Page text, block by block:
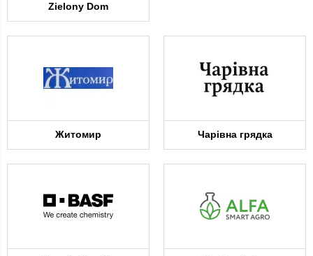
Zielony Dom
Житомир Чарівна грядка